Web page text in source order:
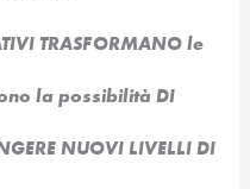
TRASFORMANO le
la possibilità DI
NUOVI LIVELLI DI